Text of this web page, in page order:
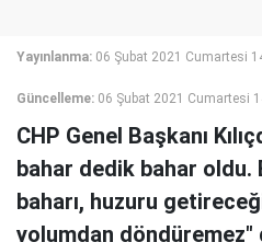
Yayınlanma: 06 Şubat 2021 Cumartesi
Güncelleme: 06 Şubat 2021 Cumartesi
CHP Genel Başkanı
bahar dedik bahar oldu.
baharı, huzuru
yolumdan döndüremez"